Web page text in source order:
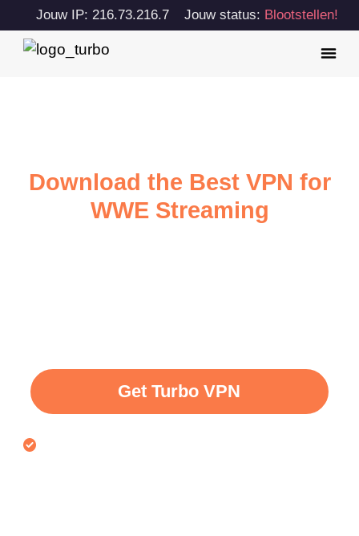
Jouw IP: 216.73.216.7 Jouw status: Blootstellen!
Download the Best VPN for
WWE Streaming
Get Turbo VPN